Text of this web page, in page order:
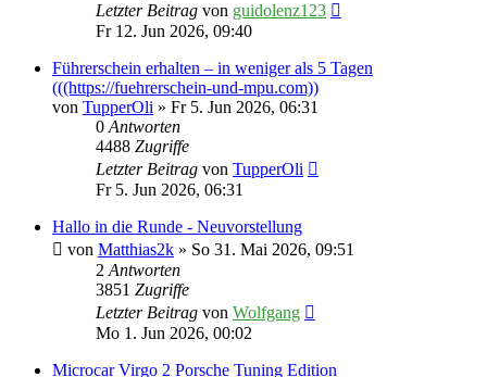
Letzter Beitrag von guidolenz123
Fr 12. Jun 2026, 09:40
Führerschein erhalten – in weniger als 5 Tagen
(((https://fuehrerschein-und-mpu.com))
von TupperOli » Fr 5. Jun 2026, 06:31
0Antworten
4488 Zugriffe
Letzter Beitrag von TupperOli
Fr 5. Jun 2026, 06:31
Hallo in die Runde - Neuvorstellung
von Matthias2k » So 31. Mai 2026, 09:51
2Antworten
3851 Zugriffe
Letzter Beitrag von Wolfgang
Mo 1. Jun 2026, 00:02
Microcar Virgo 2 Porsche Tuning Edition